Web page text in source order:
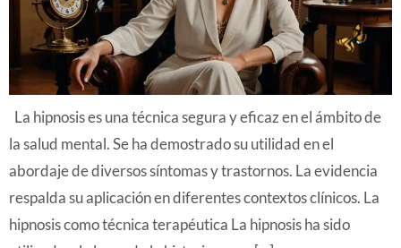
La hipnosis es una técnica segura y eficaz en el ámbito de
la salud mental. Se ha demostrado su utilidad en el
abordaje de diversos síntomas y trastornos. La evidencia
respalda su aplicación en diferentes contextos clínicos. La
hipnosis como técnica terapéutica La hipnosis ha sido